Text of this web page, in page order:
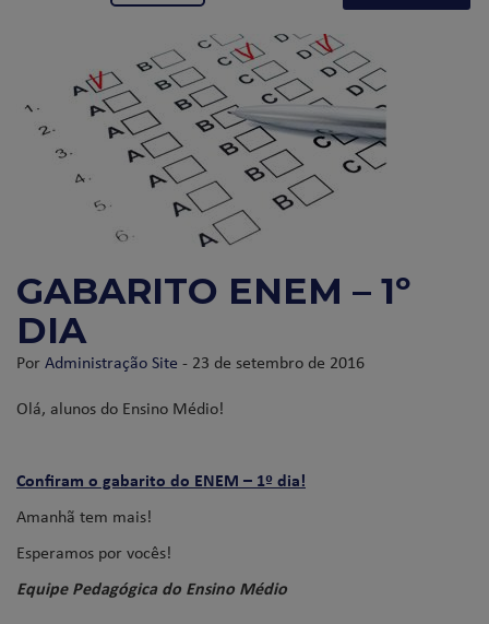
GABARITO ENEM – 1º
DIA
PorAdministração Site - 23 de setembro de 2016
Olá, alunos do Ensino Médio!
Confiram o gabarito do ENEM – 1º dia!
Amanhã tem mais!
Esperamos por vocês!
Equipe Pedagógica do Ensino Médio